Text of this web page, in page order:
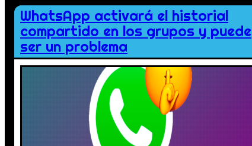
WhatsApp activará el historial
compartido en los grupos y puede
ser un problema